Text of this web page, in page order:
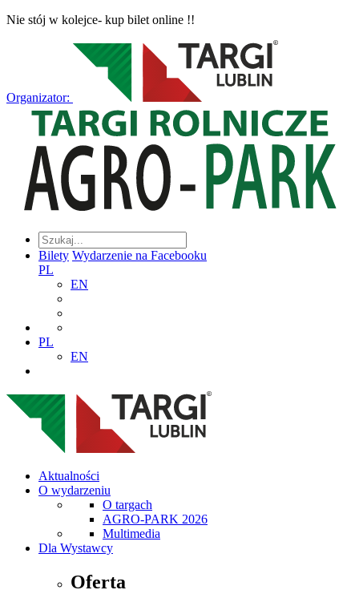
Nie stój w kolejce- kup bilet online !!
Organizator:
Bilety Wydarzenie na Facebooku
PL
EN
PL
EN
Aktualności
O wydarzeniu
O targach
AGRO-PARK 2026
Multimedia
Dla Wystawcy
Oferta